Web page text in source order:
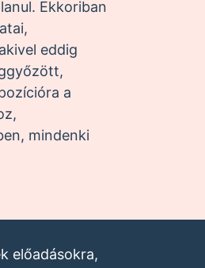
Ekkoriban
eddig
a
mindenki
előadásokra,